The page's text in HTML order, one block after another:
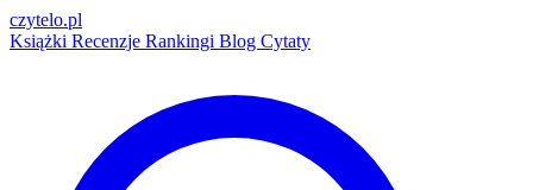
czytelo.pl
Książki Recenzje Rankingi Blog Cytaty